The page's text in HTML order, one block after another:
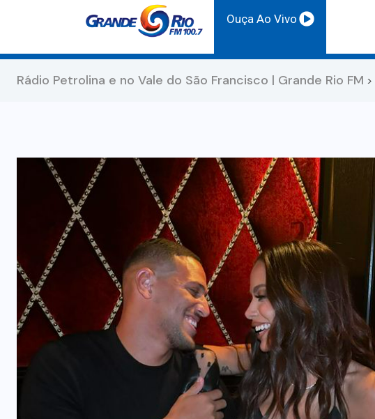
Ouça Ao Vivo
Rádio Petrolina e no Vale do São Francisco | Grande Rio FM >